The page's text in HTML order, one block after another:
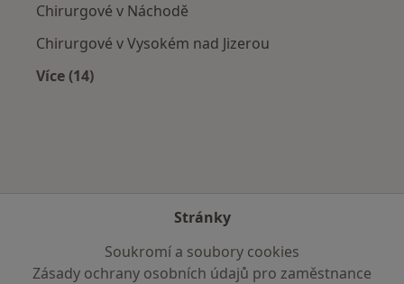
Chirurgové v Náchodě
Chirurgové v Vysokém nad Jizerou
Více (14)
Stránky
Soukromí a soubory cookies
Zásady ochrany osobních údajů pro zaměstnance